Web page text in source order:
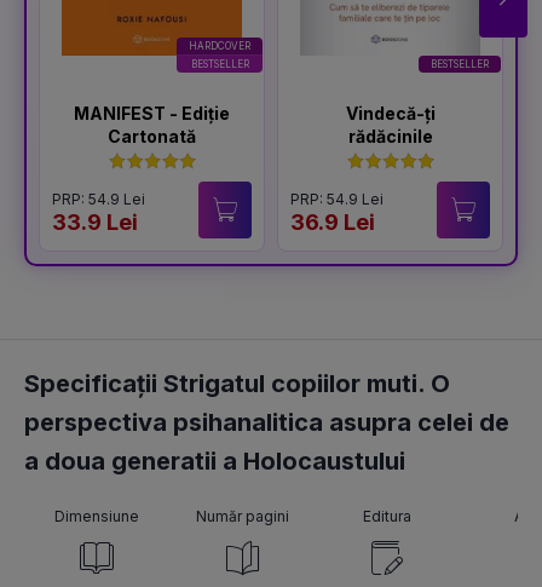
HARDCOVER
BESTSELLER
MANIFEST - Ediție
Cartonată
PRP: 54.9 Lei
33.9 Lei
BESTSELLER
Vindecă-ți
rădăcinile
PRP: 54.9 Lei
36.9 Lei
Specificații Strigatul copiilor muti. O
perspectiva psihanalitica asupra celei de
a doua generatii a Holocaustului
Dimensiune Număr pagini Editura